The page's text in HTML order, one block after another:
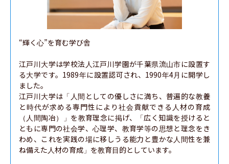
“輝く心”を育む学び舎
江戸川大学は学校法人江戸川学園が千葉県流山市に設置す
る大学です。1989年に設置認可され、1990年4月に開学し
ました。
江戸川大学は「人間としての優しさに満ち、普遍的な教養
と時代が求める専門性により社会貢献できる人材の育成
（人間陶冶）」を教育理念に掲げ、「広く知識を授けると
ともに専門の社会学、心理学、教育学等の思想と理念をき
わめ、これを実践の場に移しうる能力と豊かな人間性を兼
ね備えた人材の育成」を教育目的としています。